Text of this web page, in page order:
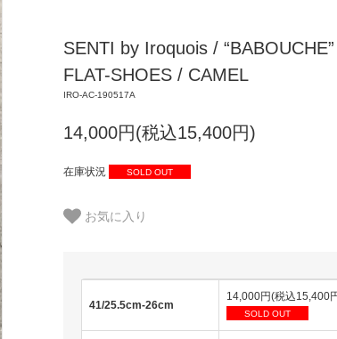
SENTI by Iroquois /
FLAT-SHOES / CAMEL
IRO-AC-190517A
14,000円(税込15,400円)
在庫状況 SOLD OUT
お気に入り
41/25.5cm-26cm
14,000円(税込15,400
SOLD OUT